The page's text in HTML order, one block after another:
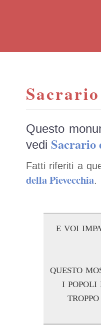
Questo
vedi Sacrario
Fatti riferiti a
della Pievecchia.
e voi
questo
i popoli